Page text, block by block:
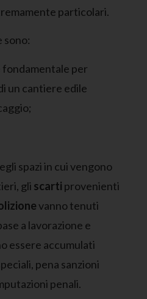
particolari.
sono:
fondamentale per
un cantiere edile
spazi in cui vengono
gli scarti provenienti
vanno tenuti
a lavorazione e
essere accumulati
pena sanzioni
penali.